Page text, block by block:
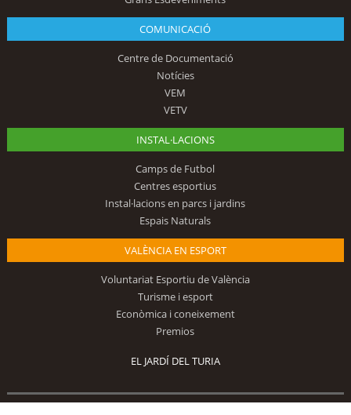
COMUNICACIÓ
Centre de Documentació
Notícies
VEM
VETV
INSTAL·LACIONS
Camps de Futbol
Centres esportius
Instal·lacions en parcs i jardins
Espais Naturals
VALÈNCIA EN ESPORT
Voluntariat Esportiu de València
Turisme i esport
Econòmica i coneixement
Premios
EL JARDÍ DEL TURIA